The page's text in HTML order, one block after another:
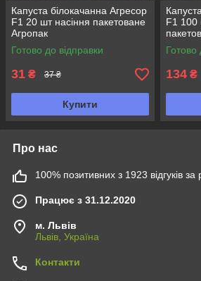
Капуста білокачанна Агресор
F1 20 шт насіння пакетоване
Агропак
Готово до відправки
31 ₴ 37 ₴
Купити
F1 100
Готово
134 ₴
Про нас
100% позитивних з 1923 відгуків за
Працює з 31.12.2020
м. Львів
Львів, Україна
Контакти